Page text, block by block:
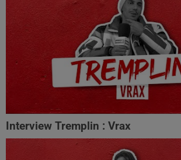
Interview Tremplin : Vrax